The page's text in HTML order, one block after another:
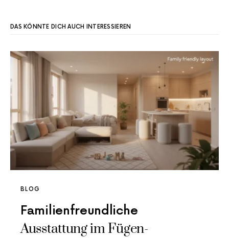
DAS KÖNNTE DICH AUCH INTERESSIEREN
BLOG
Familienfreundliche
Ausstattung im Fügen-